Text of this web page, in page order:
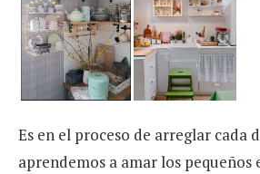
Es en el proceso de arreglar cada
aprendemos a amar los pequeños